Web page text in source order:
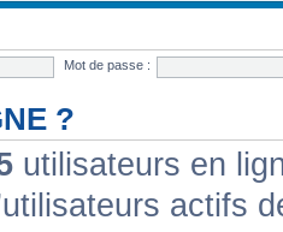
Mot de passe :
?
utilisateurs en
actifs